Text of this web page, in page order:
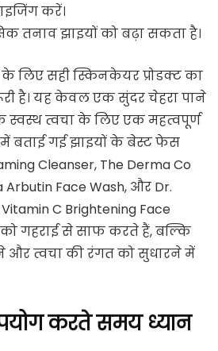
करें।
तनाव झाइयों को बढ़ा सकता है।
लिए सही स्किनकेयर प्रोडक्ट का
है। यह केवल एक सुंदर चेहरा पाने
स्वस्थ त्वचा के लिए एक महत्वपूर्ण
बताई गई झाइयों के बेस्ट फेस
Cleanser, The Derma Co
Arbutin Face Wash, और Dr.
C Brightening Face
गहराई से साफ करते हैं, बल्कि
और त्वचा की रंगत को सुधारने में
करते समय ध्यान